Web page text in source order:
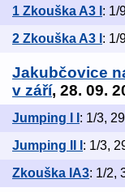
1 Zkouška A3 I : 1/
2 Zkouška A3 I : 1/
Jakubčovice
v září, 28. 09.
Jumping I I : 1/3,
Jumping II I : 1/3,
Zkouška IA3: 1/2,